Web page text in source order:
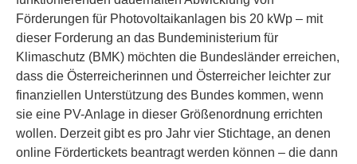
Förderungen für Photovoltaikanlagen bis 20 kWp – mit
dieser Forderung an das Bundeministerium für
Klimaschutz (BMK) möchten die Bundesländer erreichen,
dass die Österreicherinnen und Österreicher leichter zur
finanziellen Unterstützung des Bundes kommen, wenn
sie eine PV-Anlage in dieser Größenordnung errichten
wollen. Derzeit gibt es pro Jahr vier Stichtage, an denen
online Fördertickets beantragt werden können – die dann